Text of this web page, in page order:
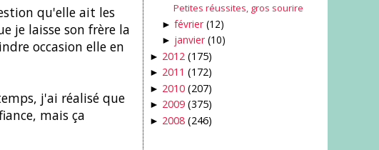
qu'elle ait les
je laisse son frère la
occasion elle en
j'ai réalisé que
mais ça
Petites réussites, gros sourire
► février (12)
► janvier (10)
► 2012 (175)
► 2011 (172)
► 2010 (207)
► 2009 (375)
► 2008 (246)